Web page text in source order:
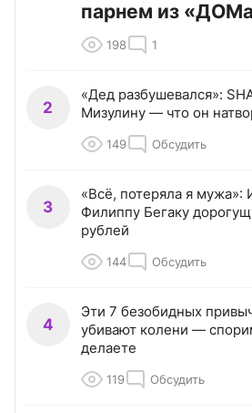
парнем из
198 1
2
«Дед разбушевался»:
Мизулину — что он
149 Обсудить
3
«Всё, потеряла я мужа»:
Филиппу Бегаку
рублей
144 Обсудить
4
Эти 7 безобидных
убивают колени —
делаете
119 Обсудить